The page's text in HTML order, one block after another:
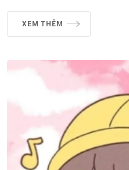
XEM THÊM